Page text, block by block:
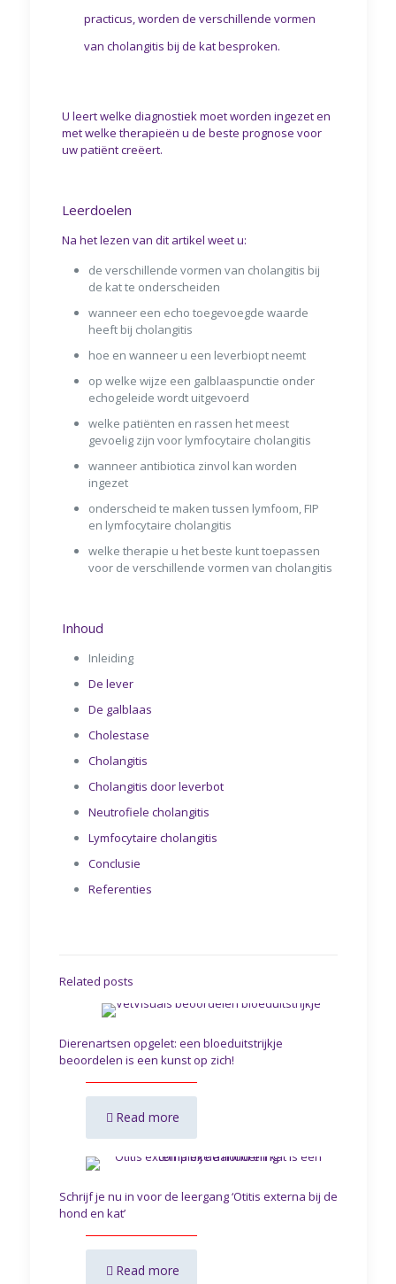
practicus, worden de verschillende vormen
van cholangitis bij de kat besproken.
U leert welke diagnostiek moet worden ingezet en
met welke therapieën u de beste prognose voor
uw patiënt creëert.
Leerdoelen
Na het lezen van dit artikel weet u:
de verschillende vormen van cholangitis bij
de kat te onderscheiden
wanneer een echo toegevoegde waarde
heeft bij cholangitis
hoe en wanneer u een leverbiopt neemt
op welke wijze een galblaaspunctie onder
echogeleide wordt uitgevoerd
welke patiënten en rassen het meest
gevoelig zijn voor lymfocytaire cholangitis
wanneer antibiotica zinvol kan worden
ingezet
onderscheid te maken tussen lymfoom, FIP
en lymfocytaire cholangitis
welke therapie u het beste kunt toepassen
voor de verschillende vormen van cholangitis
Inhoud
Inleiding
De lever
De galblaas
Cholestase
Cholangitis
Cholangitis door leverbot
Neutrofiele cholangitis
Lymfocytaire cholangitis
Conclusie
Referenties
Related posts
Dierenartsen opgelet: een bloeduitstrijkje
beoordelen is een kunst op zich!
Read more
Schrijf je nu in voor de leergang ‘Otitis externa bij de
hond en kat’
Read more